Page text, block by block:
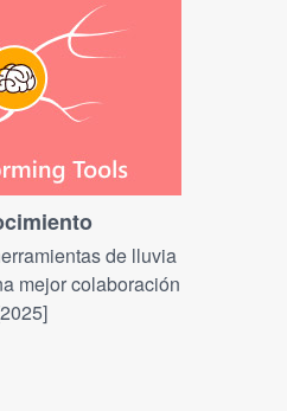
de lluvia
mejor colaboración